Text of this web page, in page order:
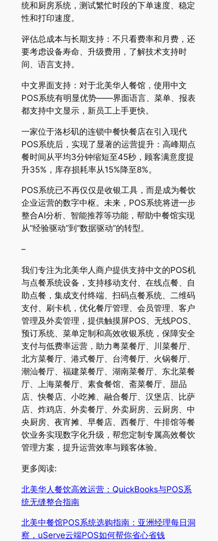
统和厨房系统，测试繁忙时段的下单速度、稳定
性和打印速度。
评估总成本与长期支持：不只看费率和月费，还
要考虑设备寿命、升级费用，了解技术支持时
间、语言支持。
中文界面支持：对于北美华人餐馆，使用中文
POS系统有明显优势——界面语言、菜单、报表
都支持中文显示，新员工上手更快。
一家位于洛杉矶的连锁中餐快餐店在引入现代
POS系统后，实现了显著的运营提升：高峰期点
餐时间从平均3分钟缩短至45秒，顾客满意度提
升35%，库存损耗率从15%降至8%。
POS系统已不再仅仅是收银工具，而是成为餐饮
企业运营的数字中枢。未来，POS系统将进一步
整合AI分析、智能推荐等功能，帮助中餐馆实现
从“经验驱动”到“数据驱动”的转型。
–
我们专注为北美华人商户提供支持中文的POS机
与点餐系统设备，支持移动支付、在线点餐、自
助点餐，集成支付终端、扫码点餐系统、二维码
支付、刷卡机，优化餐厅管理、会员管理、客户
管理及外卖管理，提供触摸屏POS、无线POS、
预订系统、菜单定制和高效收银系统，保障安全
支付与低费率运营，助力粤菜餐厅、川菜餐厅、
北方菜餐厅、港式餐厅、台湾餐厅、火锅餐厅、
潮汕餐厅、福建菜餐厅、湖南菜餐厅、东北菜餐
厅、上海菜餐厅、素食餐馆、斋菜餐厅、甜品
店、快餐店、小吃摊、融合餐厅、汉堡店、比萨
店、炸鸡店、外卖餐厅、外卖厨房、云厨房、中
央厨房、夜宵摊、早餐店、西餐厅、牛排馆等餐
饮业务实现数字化升级，帮您定制专属高效餐饮
管理方案，提升运营效率与顾客体验。
更多阅读:
北美华人餐饮高效运营：QuickBooks与POS系
统无缝整合指南
北美中餐馆POS系统选购指南：亚洲经理每日洞
察，uServe云端POS如何帮你省心省钱